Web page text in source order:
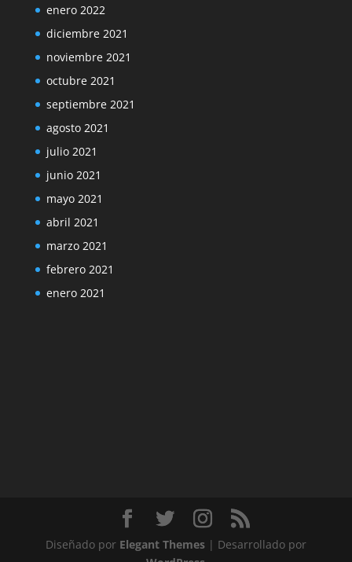
enero 2022
diciembre 2021
noviembre 2021
octubre 2021
septiembre 2021
agosto 2021
julio 2021
junio 2021
mayo 2021
abril 2021
marzo 2021
febrero 2021
enero 2021
Diseñado por Elegant Themes| Desarrollado por